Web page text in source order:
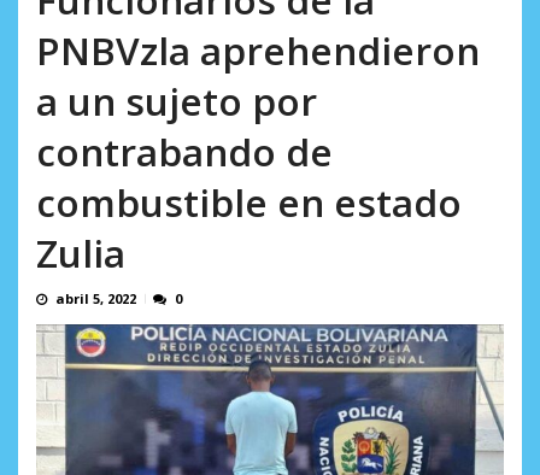
PNBVzla aprehendieron
a un sujeto por
contrabando de
combustible en estado
Zulia
abril 5, 2022 0